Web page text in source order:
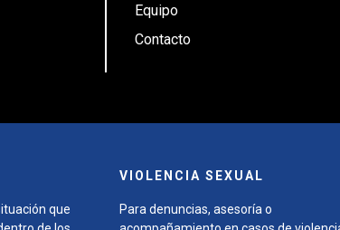
Equipo
Contacto
que
VIOLENCIA SEXUAL
Para denuncias, asesoría o